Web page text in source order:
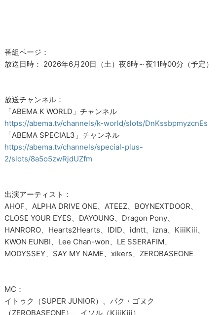
番組ページ：
放送日時： 2026年6月20日（土）夜6時～夜11時00分（予定）
放送チャンネル：
「ABEMA K WORLD」チャンネル
https://abema.tv/channels/k-world/slots/DnKssbpmyzcnEs
「ABEMA SPECIAL3」チャンネル
https://abema.tv/channels/special-plus-
2/slots/8a5o5zwRjdUZfm
出演アーティスト：
AHOF、ALPHA DRIVE ONE、ATEEZ、BOYNEXTDOOR、
CLOSE YOUR EYES、DAYOUNG、Dragon Pony、
HANRORO、Hearts2Hearts、IDID、idntt、izna、KiiiKiii、
KWON EUNBI、Lee Chan-won、LE SSERAFIM、
MODYSSEY、SAY MY NAME、xikers、ZEROBASEONE
MC：
イトゥク（SUPER JUNIOR）、パク・ゴヌク
（ZEROBASEONE）、イソル（KiiiKiii）